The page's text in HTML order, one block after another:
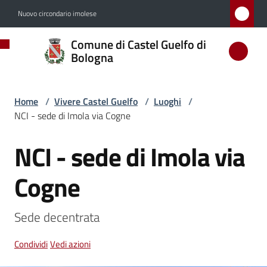
Nuovo circondario imolese
Comune di Castel Guelfo di
Bologna
Comune
di
di
Amministrazione
Novità
Servizi
Home / Vivere Castel Guelfo / Luoghi /
NCI - sede di Imola via Cogne
Salta al contenuto
NCI - sede di Imola via
Cogne
Sede decentrata
CondividiVedi azioni